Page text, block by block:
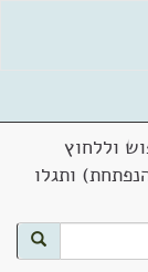
וללחוץ
ותגלו